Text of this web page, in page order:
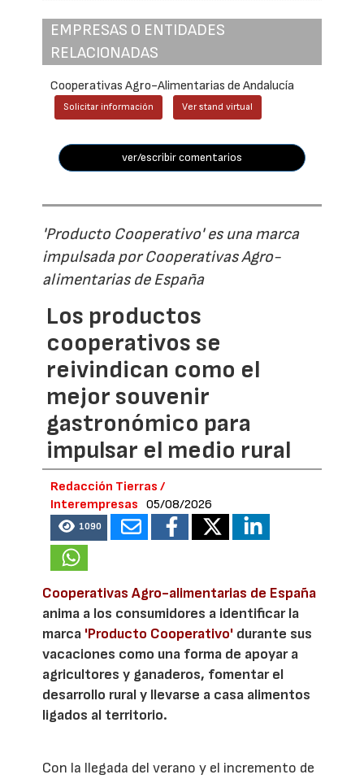
EMPRESAS O ENTIDADES
RELACIONADAS
Cooperativas Agro-Alimentarias de Andalucía
Solicitar información Ver stand virtual
ver/escribir comentarios
'Producto Cooperativo' es una marca
impulsada por Cooperativas Agro-
alimentarias de España
Los productos
cooperativos se
reivindican como el
mejor souvenir
gastronómico para
impulsar el medio rural
Redacción Tierras /
Interempresas
05/08/2026
1090
Cooperativas Agro-alimentarias de España
anima a los consumidores a identificar la
marca 'Producto Cooperativo' durante sus
vacaciones como una forma de apoyar a
agricultores y ganaderos, fomentar el
desarrollo rural y llevarse a casa alimentos
ligados al territorio.
Con la llegada del verano y el incremento de